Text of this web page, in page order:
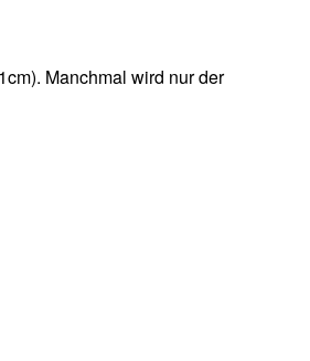
Manchmal wird nur der